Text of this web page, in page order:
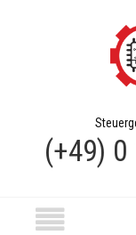
(+49) 0